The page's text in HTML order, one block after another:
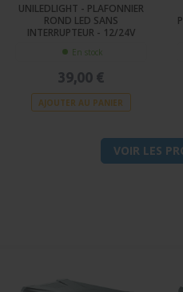
UNILEDLIGHT - PLAFONNIER
ROND LED SANS
INTERRUPTEUR - 12/24V
En stock
39,00 €
AJOUTER AU PANIER
VOIR LES